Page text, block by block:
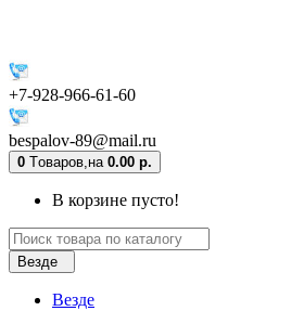
+7-928-966-61-60
bespalov-89@mail.ru
0 Tоваров,на 0.00 р.
В корзине пусто!
Везде
Везде